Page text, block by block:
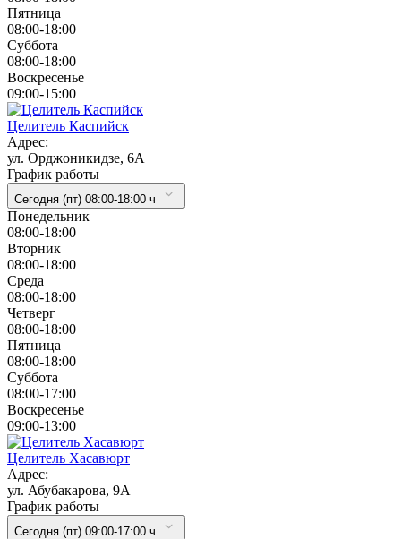
Пятница
08:00-18:00
Суббота
08:00-18:00
Воскресенье
09:00-15:00
Целитель Каспийск
Адрес:
ул. Орджоникидзе, 6А
График работы
Сегодня (пт) 08:00-18:00 ч
Понедельник
08:00-18:00
Вторник
08:00-18:00
Cреда
08:00-18:00
Четверг
08:00-18:00
Пятница
08:00-18:00
Суббота
08:00-17:00
Воскресенье
09:00-13:00
Целитель Хасавюрт
Адрес:
ул. Абубакарова, 9А
График работы
Сегодня (пт) 09:00-17:00 ч